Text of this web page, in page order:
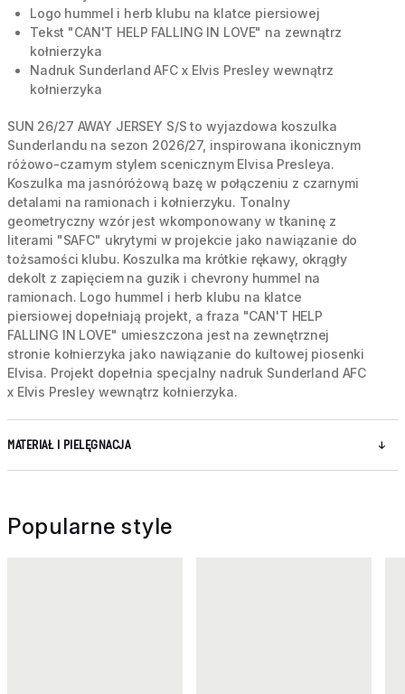
Logo hummel i herb klubu na klatce piersiowej
Tekst "CAN'T HELP FALLING IN LOVE" na zewnątrz
kołnierzyka
Nadruk Sunderland AFC x Elvis Presley wewnątrz
kołnierzyka
SUN 26/27 AWAY JERSEY S/S to wyjazdowa koszulka
Sunderlandu na sezon 2026/27, inspirowana ikonicznym
różowo-czarnym stylem scenicznym Elvisa Presleya.
Koszulka ma jasnóróżową bazę w połączeniu z czarnymi
detalami na ramionach i kołnierzyku. Tonalny
geometryczny wzór jest wkomponowany w tkaninę z
literami "SAFC" ukrytymi w projekcie jako nawiązanie do
tożsamości klubu. Koszulka ma krótkie rękawy, okrągły
dekolt z zapięciem na guzik i chevrony hummel na
ramionach. Logo hummel i herb klubu na klatce
piersiowej dopełniają projekt, a fraza "CAN'T HELP
FALLING IN LOVE" umieszczona jest na zewnętrznej
stronie kołnierzyka jako nawiązanie do kultowej piosenki
Elvisa. Projekt dopełnia specjalny nadruk Sunderland AFC
x Elvis Presley wewnątrz kołnierzyka.
MATERIAŁ I PIELĘGNACJA
Popularne style